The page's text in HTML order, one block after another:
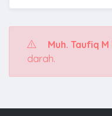
Muh. Taufiq M
darah.